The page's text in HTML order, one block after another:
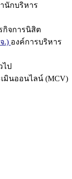
นักบริหาร
กิจการนิสิต
.) องค์การบริหาร
ป
มินออนไลน์ (MCV)